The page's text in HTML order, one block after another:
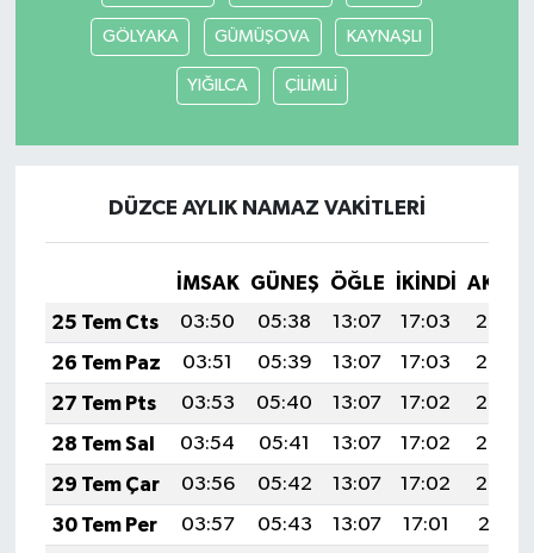
GÖLYAKA GÜMÜŞOVA KAYNAŞLI
YIĞILCA ÇİLİMLİ
DÜZCE AYLIK NAMAZ VAKITLERI
İMSAK GÜNEŞ ÖĞLE İKINDI
25 Tem Cts
03:50 05:38 13:07 17:03
20:26
26 Tem Paz
03:51 05:39 13:07 17:03
20:25
27 Tem Pts
03:53 05:40 13:07 17:02
20:24
28 Tem Sal
03:54 05:41 13:07 17:02
20:23
29 Tem Çar
03:56 05:42 13:07 17:02
20:22
30 Tem Per
03:57 05:43 13:07 17:01
20:21